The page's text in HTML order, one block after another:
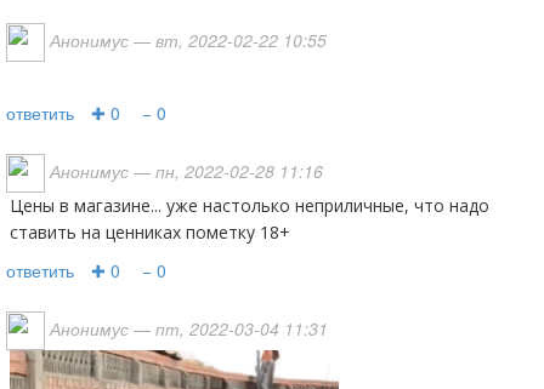
Анонимус — вт, 2022-02-22 10:55
ответить ✚ 0 − 0
Анонимус — пн, 2022-02-28 11:16
Цены в магазине... уже настолько неприличные, что надо
ставить на ценниках пометку 18+
ответить ✚ 0 − 0
Анонимус — пт, 2022-03-04 11:31